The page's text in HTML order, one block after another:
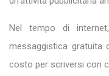
Nel tempo di
messaggistica gratuita
costo per scriversi con